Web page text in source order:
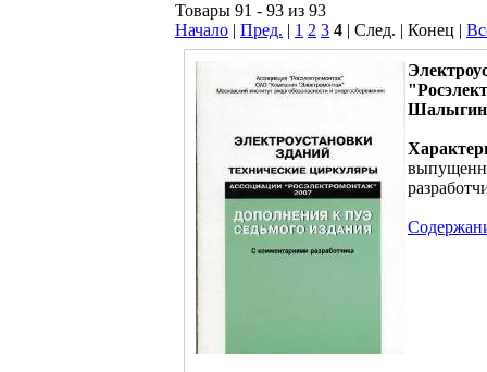
Товары 91 - 93 из 93
Начало | Пред. | 1 2 3 4 | След. | Конец |